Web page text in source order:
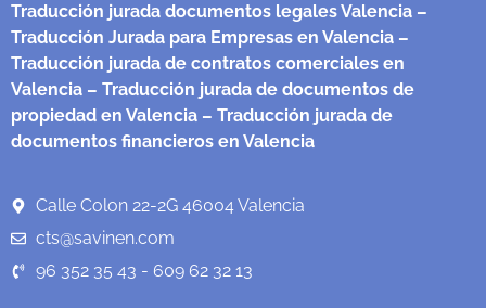
Traducción jurada documentos legales Valencia –
Traducción Jurada para Empresas en Valencia –
Traducción jurada de contratos comerciales en
Valencia – Traducción jurada de documentos de
propiedad en Valencia – Traducción jurada de
documentos financieros en Valencia
Calle Colon 22-2G 46004 Valencia
cts@savinen.com
96 352 35 43 - 609 62 32 13